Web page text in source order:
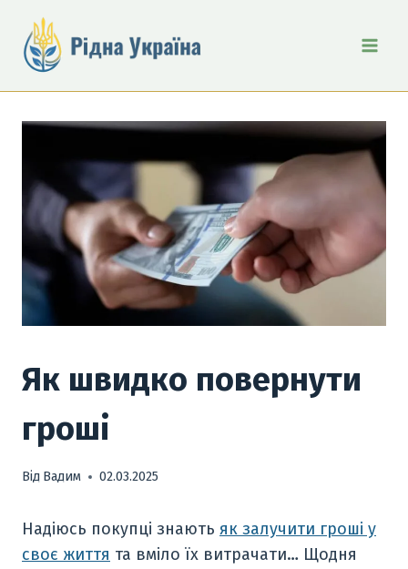
вмісту
Як швидко повернути
гроші
Від Вадим 02.03.2025
Надіюсь покупці знають як залучити гроші у
своє життя та вміло їх витрачати… Щодня